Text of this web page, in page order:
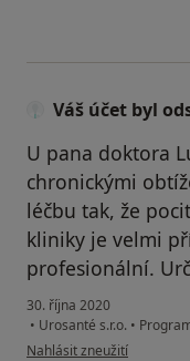
Váš účet byl
U pana doktora
chronickými
léčbu tak, že
kliniky je velmi
profesionální.
30. října 2020
• Urosanté s.r.o. •
podle názoru uživatele
Nahlásit zneužití